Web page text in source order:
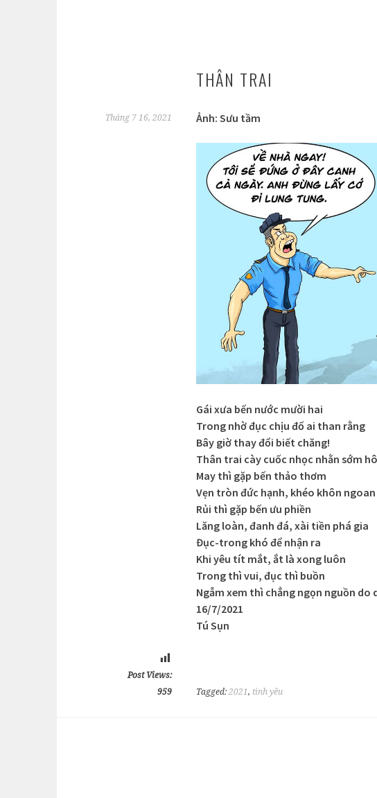
THÂN TRAI
Tháng 7 16, 2021 Ảnh: Sưu tầm
Gái xưa bến nước mười hai
Trong nhờ đục chịu đố ai than rằng
Bây giờ thay đổi biết chăng!
Thân trai cày cuốc nhọc nhằn sớm
May thì gặp bến thảo thơm
Vẹn tròn đức hạnh, khéo khôn ngoan
Rủi thì gặp bến ưu phiền
Lăng loàn, đanh đá, xài tiền phá gia
Đục-trong khó để nhận ra
Khi yêu tít mắt, ắt là xong luôn
Trong thì vui, đục thì buồn
Ngẫm xem thì chẳng ngọn nguồn do
16/7/2021
Tú Sụn
Post Views:
959
Tagged: 2021, tình yêu